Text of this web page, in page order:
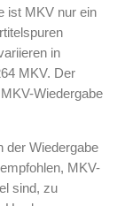
ist MKV nur ein
in
MKV. Der
Wiedergabe
der Wiedergabe
MKV-
sind, zu